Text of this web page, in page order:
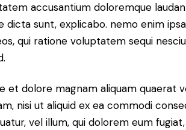
accusantium doloremque
sunt, explicabo. nemo enim
qui ratione voluptatem sequi
dolore magnam aliquam quaerat
nisi ut aliquid ex ea commodi
vel illum, qui dolorem eum